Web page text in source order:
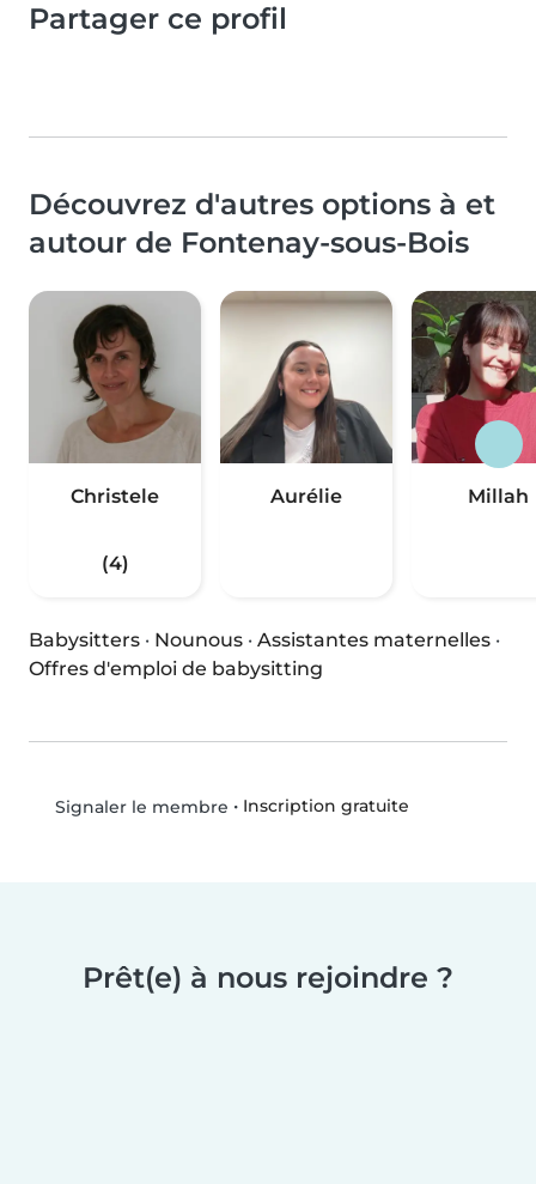
Partager ce profil
Découvrez d'autres options à et
autour de Fontenay-sous-Bois
Christele
(4)
Aurélie Millah
Babysitters · Nounous · Assistantes maternelles ·
Offres d'emploi de babysitting
Signaler le membre • Inscription gratuite
Prêt(e) à nous rejoindre ?